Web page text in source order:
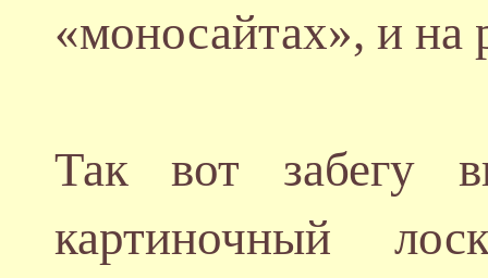
«моносайтах», и на
Так вот забегу
картиночный